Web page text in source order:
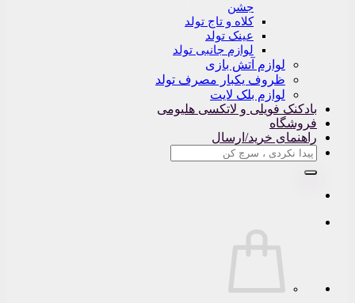
جشن
کلاه و تاج تولد
عینک تولد
لوازم جانبی تولد
لوازم آتش بازی
ظروف یکبار مصرف تولد
لوازم بلک لایت
بادکنک فویلی و لاتکسی هلیومی
فروشگاه
راهنمای خرید/ارسال
جستجو